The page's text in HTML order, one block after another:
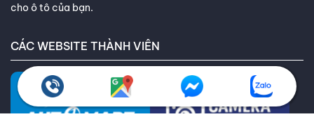
cho ô tô của bạn.
CÁC WEBSITE THÀNH VIÊN